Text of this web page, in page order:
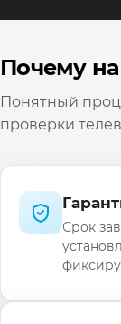
Почему
Понятный
проверки
Срок